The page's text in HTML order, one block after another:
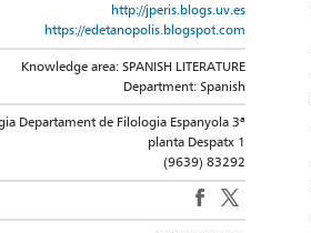
http://jperis.blogs.uv.es
https://edetanopolis.blogspot.com
Knowledge area: SPANISH LITERATURE
Department: Spanish
Departament de Filologia Espanyola 3ª
planta Despatx 1
(9639) 83292